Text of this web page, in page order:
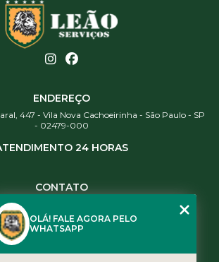
ENDEREÇO
447 - Vila Nova Cachoeirinha - São Paulo - SP
- 02479-000
24 HORAS
CONTATO
(11) 3461-5871
contato@leaoservicos.com.br
OLÁ! FALE AGORA PELO
WHATSAPP